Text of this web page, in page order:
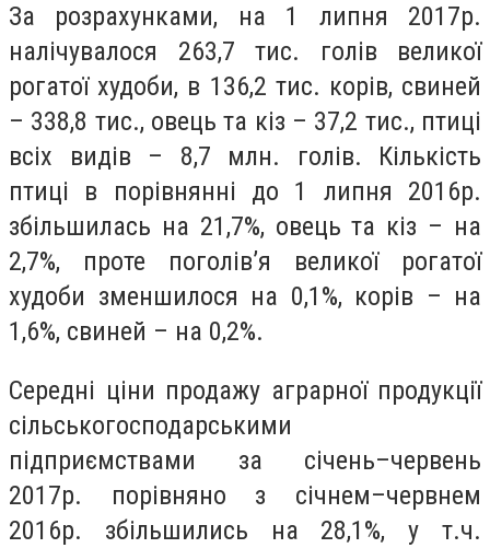
За розрахунками, на 1 липня 2017р.
налічувалося 263,7 тис. голів великої
рогатої худоби, в 136,2 тис. корів, свиней
– 338,8 тис., овець та кіз – 37,2 тис., птиці
всіх видів – 8,7 млн. голів. Кількість
птиці в порівнянні до 1 липня 2016р.
збільшилась на 21,7%, овець та кіз – на
2,7%, проте поголів’я великої рогатої
худоби зменшилося на 0,1%, корів – на
1,6%, свиней – на 0,2%.
Середні ціни продажу аграрної продукції
сільськогосподарськими
підприємствами за січень–червень
2017р. порівняно з січнем–червнем
2016р. збільшились на 28,1%, у т.ч.